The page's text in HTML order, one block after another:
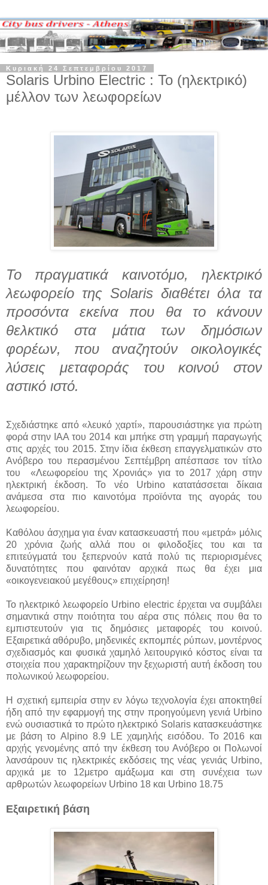
Κυριακή 24 Σεπτεμβρίου 2017
Solaris Urbino Electric : Το (ηλεκτρικό)
μέλλον των λεωφορείων
Το πραγματικά καινοτόμο, ηλεκτρικό
λεωφορείο της Solaris διαθέτει όλα τα
προσόντα εκείνα που θα το κάνουν
θελκτικό στα μάτια των δημόσιων
φορέων, που αναζητούν οικολογικές
λύσεις μεταφοράς του κοινού στον
αστικό ιστό.
Σχεδιάστηκε από «λευκό χαρτί», παρουσιάστηκε για πρώτη
φορά στην ΙΑΑ του 2014 και μπήκε στη γραμμή παραγωγής
στις αρχές του 2015. Στην ίδια έκθεση επαγγελματικών στο
Ανόβερο του περασμένου Σεπτέμβρη απέσπασε τον τίτλο
του «Λεωφορείου της Χρονιάς» για το 2017 χάρη στην
ηλεκτρική έκδοση. Το νέο Urbino κατατάσσεται δίκαια
ανάμεσα στα πιο καινοτόμα προϊόντα της αγοράς του
λεωφορείου.
Καθόλου άσχημα για έναν κατασκευαστή που «μετρά» μόλις
20 χρόνια ζωής αλλά που οι φιλοδοξίες του και τα
επιτεύγματά του ξεπερνούν κατά πολύ τις περιορισμένες
δυνατότητες που φαινόταν αρχικά πως θα έχει μια
«οικογενειακού μεγέθους» επιχείρηση!
Το ηλεκτρικό λεωφορείο Urbino electric έρχεται να συμβάλει
σημαντικά στην ποιότητα του αέρα στις πόλεις που θα το
εμπιστευτούν για τις δημόσιες μεταφορές του κοινού.
Εξαιρετικά αθόρυβο, μηδενικές εκπομπές ρύπων, μοντέρνος
σχεδιασμός και φυσικά χαμηλό λειτουργικό κόστος είναι τα
στοιχεία που χαρακτηρίζουν την ξεχωριστή αυτή έκδοση του
πολωνικού λεωφορείου.
Η σχετική εμπειρία στην εν λόγω τεχνολογία έχει αποκτηθεί
ήδη από την εφαρμογή της στην προηγούμενη γενιά Urbino
ενώ ουσιαστικά το πρώτο ηλεκτρικό Solaris κατασκευάστηκε
με βάση το Alpino 8.9 LE χαμηλής εισόδου. Το 2016 και
αρχής γενομένης από την έκθεση του Ανόβερο οι Πολωνοί
λανσάρουν τις ηλεκτρικές εκδόσεις της νέας γενιάς Urbino,
αρχικά με το 12μετρο αμάξωμα και στη συνέχεια των
αρθρωτών λεωφορείων Urbino 18 και Urbino 18.75
Εξαιρετική βάση